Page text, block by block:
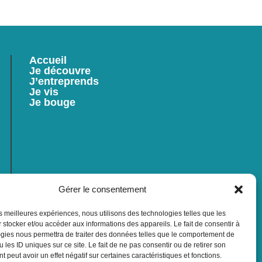
Gérer le consentement
meilleures expériences, nous utilisons des technologies telles que les
stocker et/ou accéder aux informations des appareils. Le fait de consentir à
nous permettra de traiter des données telles que le comportement de
les ID uniques sur ce site. Le fait de ne pas consentir ou de retirer son
peut avoir un effet négatif sur certaines caractéristiques et fonctions.
Accueil
Je découvre
J’entreprends
Je vis
Je bouge